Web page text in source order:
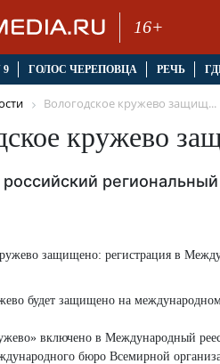
16+
ГОЛОС ЧЕРЕПОВЦА РЕЧЬ
Вологодское кружево защищ...
кружево
будет защищено на
включено в Международный
бюро Всемирной